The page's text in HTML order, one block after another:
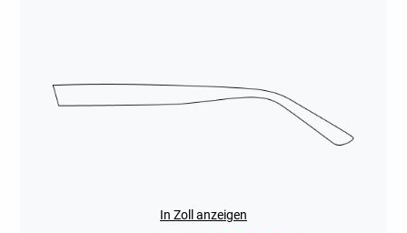
In Zoll anzeigen